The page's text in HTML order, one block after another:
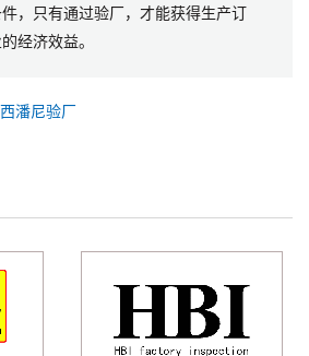
，只有通过验厂，才能获得生产订
经济效益。
潘尼验厂